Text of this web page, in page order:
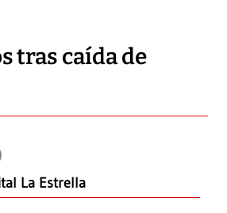
tras caída de
La Estrella